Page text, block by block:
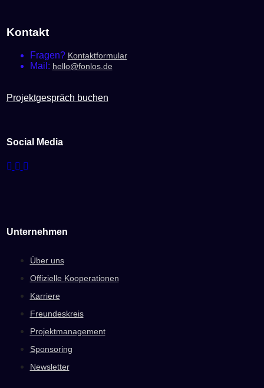
werden
Kontakt
Fragen? Kontaktformular
Mail: hello@fonlos.de
Projektgespräch buchen
Social Media
Unternehmen
Über uns
Offizielle Kooperationen
Karriere
Freundeskreis
Projektmanagement
Sponsoring
Newsletter